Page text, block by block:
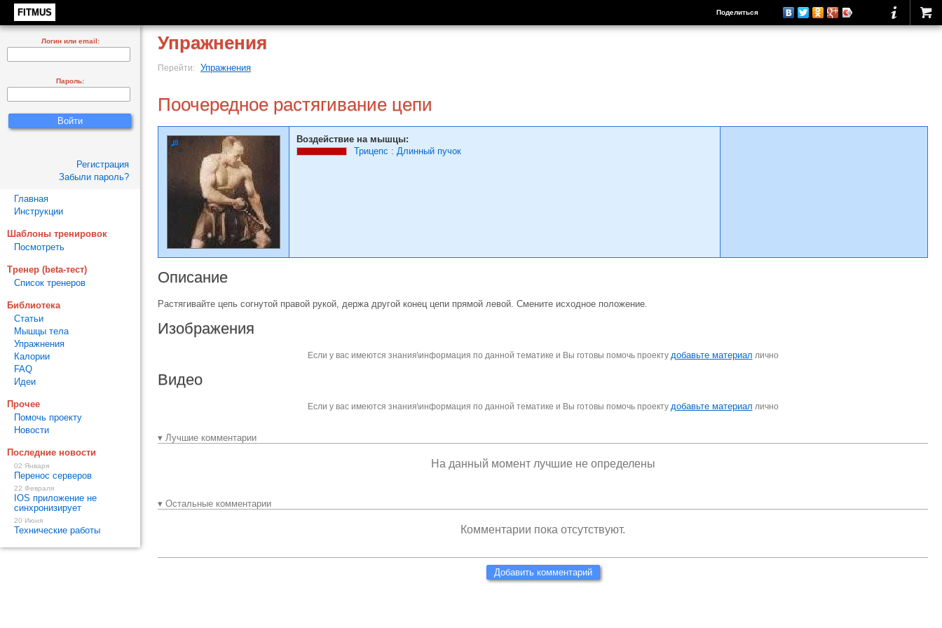
FITMUS Поделиться
Упражнения
Перейти: Упражнения
Поочередное растягива­ние цепи
Воздействие на мышцы:
Трицепс : Длинный пучок
Описание
Растягивайте цепь согнутой правой рукой, держа другой конец цепи прямой левой. Смените исходное положение.
Изображения
Если у вас имеются знания\информация по данной тематике и Вы готовы помочь проекту добавьте материал лично
Видео
Если у вас имеются знания\информация по данной тематике и Вы готовы помочь проекту добавьте материал лично
▾ Лучшие комментарии
На данный момент лучшие не определены
▾ Остальные комментарии
Комментарии пока отсутствуют.
Добавить комментарий
Логин или email:
Пароль:
Регистрация
Забыли пароль?
Главная
Инструкции
Шаблоны тренировок
Посмотреть
Тренер (beta-тест)
Список тренеров
Библиотека
Статьи
Мышцы тела
Упражнения
Калории
FAQ
Идеи
Прочее
Помочь проекту
Новости
Последние новости
02 Января
Перенос серверов
22 Февраля
IOS приложение не
синхронизирует
20 Июня
Технические работы